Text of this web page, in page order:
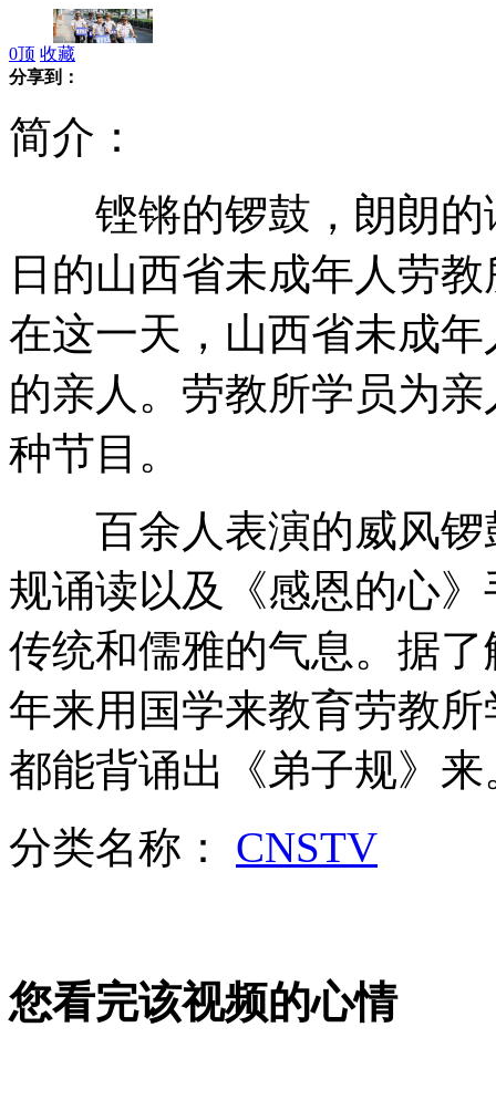
萨科齐涉政治献金丑闻遭搜查
日民主党决定开除小泽一郎党籍
南京新建一年廊桥被暴风雨吹塌
Angelababy不用再靠黄晓明！
美国天气酷热 车内可烘培饼干
山西运城恶犬咬伤多人 警民合力深夜将其击毙
女孩北京地铁殴打老人 痛下狠手拳打脚踢
外交部：反对强权政治霸凌主义
0顶 收藏
分享到：
简介：
铿锵的锣鼓，朗朗的
日的山西省未成年人劳
在这一天，山西省未成
的亲人。劳教所学员为
种节目。
百余人表演的威风锣
规诵读以及《感恩的心
传统和儒雅的气息。据
年来用国学来教育劳教
都能背诵出《弟子规》来
分类名称： CNSTV
您看完该视频的心情